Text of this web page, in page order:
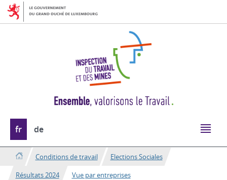
Aller
Aller
au
Changer
de
langue
fr de
Conditions de travail
Elections Sociales
Résultats 2024
Vue par entreprises